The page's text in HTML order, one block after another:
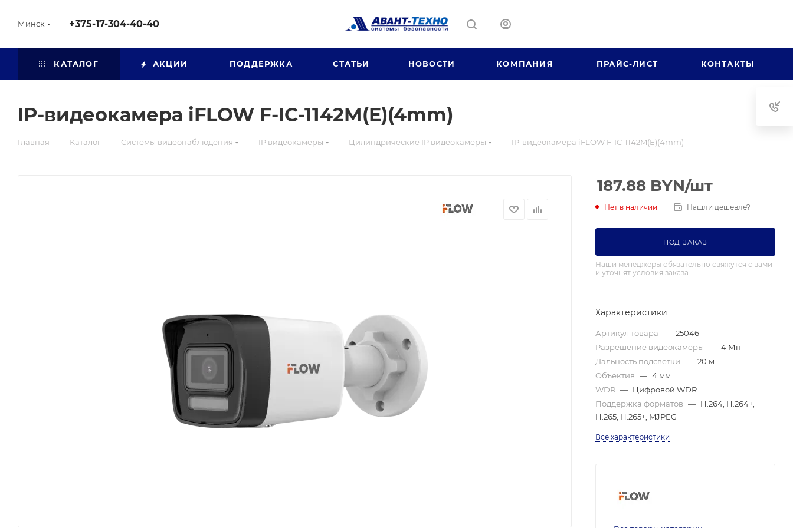
Минск +375-17-304-40-40
КАТАЛОГ АКЦИИ ПОДДЕРЖКА СТАТЬИ НОВОСТИ КОМПАНИЯ ПРАЙС-ЛИСТ КОНТАКТЫ
IP-видеокамера iFLOW F-IC-1142M(E)(4mm)
Главная — Каталог — Системы видеонаблюдения — IP видеокамеры — Цилиндрические IP видеокамеры — IP-видеокамера iFLOW F-IC-1142M(E)(4mm)
187.88 BYN/шт
Нет в наличии Нашли дешевле?
ПОД ЗАКАЗ
Наши менеджеры обязательно свяжутся с вами
и уточнят условия заказа
Характеристики
Артикул товара — 25046
Разрешение видеокамеры — 4 Мп
Дальность подсветки — 20 м
Объектив — 4 мм
WDR — Цифровой WDR
Поддержка форматов — H.264, H.264+,
H.265, H.265+, MJPEG
Все характеристики